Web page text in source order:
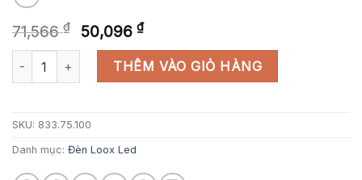
71,566₫
Giá
gốc
71,566 ₫.
50,096 ₫Giá
hiện
tại
là:
50,096 ₫.
Đèn led Hafele Lắp âm 3000K 24V 833.75.100 số lượng
THÊM VÀO GIỎ HÀNG
SKU: 833.75.100
Danh mục: Đèn Loox Led